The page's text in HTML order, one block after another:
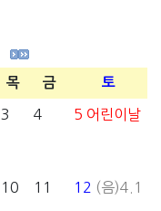
목 금 토
3 4 5 어린이날
10 11 12 (음)4.1